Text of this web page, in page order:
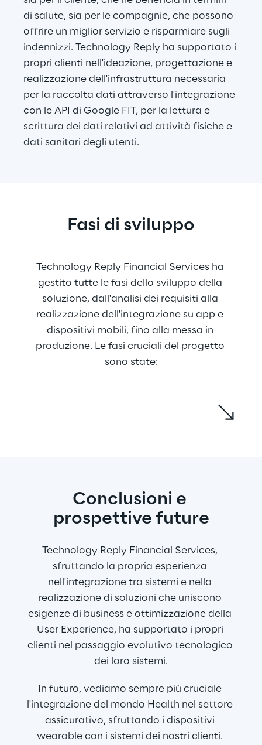
di salute, sia per le compagnie, che possono
offrire un miglior servizio e risparmiare sugli
indennizzi. Technology Reply ha supportato i
propri clienti nell'ideazione, progettazione e
realizzazione dell'infrastruttura necessaria
per la raccolta dati attraverso l'integrazione
con le API di Google FIT, per la lettura e
scrittura dei dati relativi ad attività fisiche e
dati sanitari degli utenti.
Fasi di sviluppo
Technology Reply Financial Services ha
gestito tutte le fasi dello sviluppo della
soluzione, dall'analisi dei requisiti alla
realizzazione dell'integrazione su app e
dispositivi mobili, fino alla messa in
produzione. Le fasi cruciali del progetto
sono state:
: È stata fatta una
realizzabilità tecnica ed economica del
progetto, garantendo che fosse
aziendali.
Verifica dello stato dell'arte e studio
della UI/UX: Sono state esaminate le
soluzioni esistenti sul mercato per
identificare best practices e
innovazioni. Contestualmente, è stata
valutata la qualità dei dati disponibili
per identificare opportunità di
UI/UX, sono stati creati prototipi
dell'interfaccia utente con Figma,
assicurando un'esperienza ottimale.
Attraverso test di usabilità, sono stati
Conclusioni e
prospettive future
Technology Reply Financial Services,
sfruttando la propria esperienza
nell'integrazione tra sistemi e nella
realizzazione di soluzioni che uniscono
esigenze di business e ottimizzazione della
User Experience, ha supportato i propri
clienti nel passaggio evolutivo tecnologico
dei loro sistemi.
In futuro, vediamo sempre più cruciale
l'integrazione del mondo Health nel settore
assicurativo, sfruttando i dispositivi
wearable con i sistemi dei nostri clienti.